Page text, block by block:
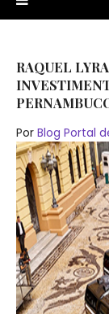
RAQUEL
Por Blog Portal